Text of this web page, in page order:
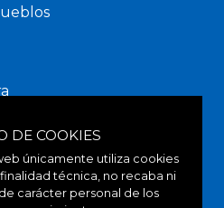
del Agua. SAVIA
DE COOKIES
únicamente utiliza cookies
técnica, no recaba ni
carácter personal de los